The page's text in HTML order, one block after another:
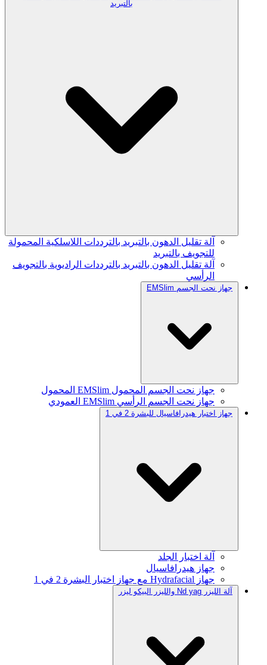
بالتبريد
آلة تقليل الدهون بالتبريد بالترددات اللاسلكية المحمولة
للتجويف بالتبريد
آلة تقليل الدهون بالتبريد بالترددات الراديوية بالتجويف
الرأسي
جهاز نحت الجسم EMSlim
جهاز نحت الجسم المحمول EMSlim المحمول
جهاز نحت الجسم الرأسي EMSlim العمودي
جهاز اختبار هيدرافاسيال للبشرة 2 في 1
آلة اختبار الجلد
جهاز هيدرافاسيال
جهاز Hydrafacial مع جهاز اختبار البشرة 2 في 1
آلة الليزر Nd yag والليزر البيكو ليزر